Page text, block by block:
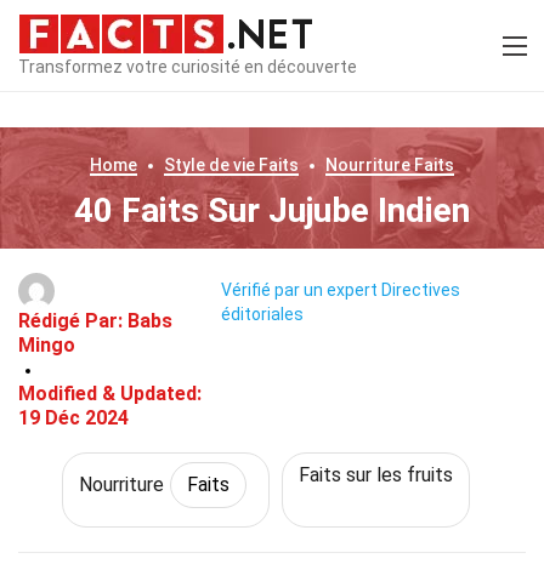
Transformez votre curiosité en découverte
Home Style de vie Faits NourritureFaits
40 Faits Sur Jujube Indien
Rédigé Par: Babs
Mingo
Modified & Updated:
19 Déc 2024
Vérifié par un expert Directives
éditoriales
Nourriture Faits Faits sur les fruits